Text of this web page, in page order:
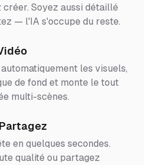
créer. Soyez aussi détaillé
— l'IA s'occupe du reste.
les visuels,
de fond et monte le tout
multi-scènes.
en quelques secondes.
qualité ou partagez